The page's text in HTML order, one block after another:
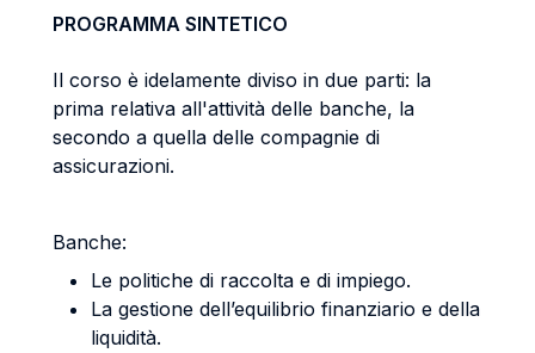
PROGRAMMA SINTETICO
Il corso è idelamente diviso in due parti: la
prima relativa all'attività delle banche, la
secondo a quella delle compagnie di
assicurazioni.
Banche:
Le politiche di raccolta e di impiego.
La gestione dell’equilibrio finanziario e della
liquidità.